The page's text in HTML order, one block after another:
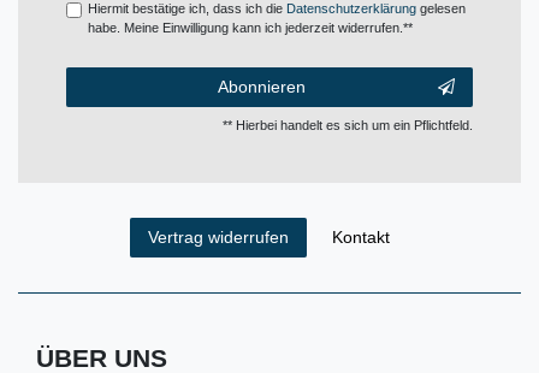
Hiermit bestätige ich, dass ich die Daten­schutz­erklärunggelesen
habe. Meine Einwilligung kann ich jederzeit widerrufen.**
Abonnieren
** Hierbei handelt es sich um ein Pflichtfeld.
Vertrag widerrufen Kontakt
ÜBER UNS